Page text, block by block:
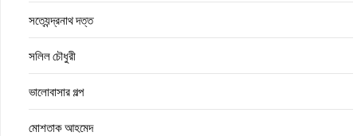
সত্যেন্দ্রনাথ দত্ত
সলিল চৌধুরী
ভালোবাসার গল্প
মোশতাক আহমেদ